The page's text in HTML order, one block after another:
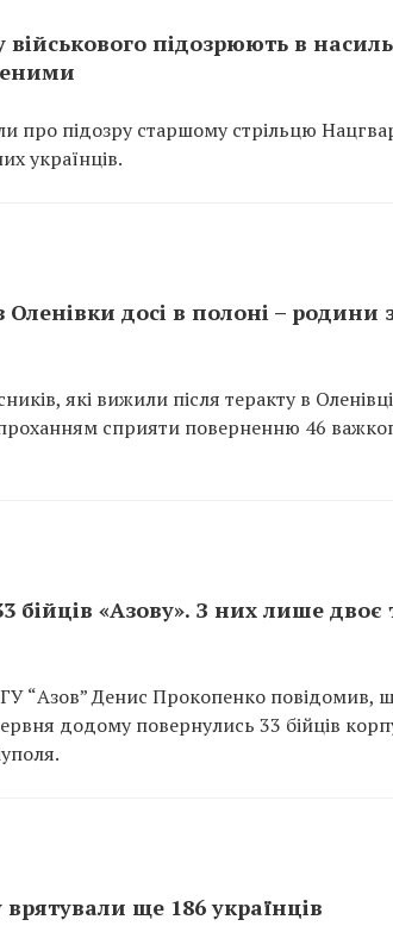
військового підозрюють в
про підозру старшому стрільцю
українців.
досі в полоні – родини
які вижили після теракту в
сприяти поверненню 46
бійців «Азову». З них лише
“Азов” Денис Прокопенко повідомив,
додому повернулись 33 бійців
врятували ще 186 українців